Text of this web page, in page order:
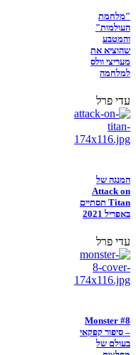
"מלחמת
העולמות"
והמטבע
שהוציא את
מעריצי וולס
למלחמה
עדי פרל
המנגה של
Attack on
Titan תסתיים
באפריל 2021
עדי פרל
Monster #8
– סיפור קפקאי
בעולם של